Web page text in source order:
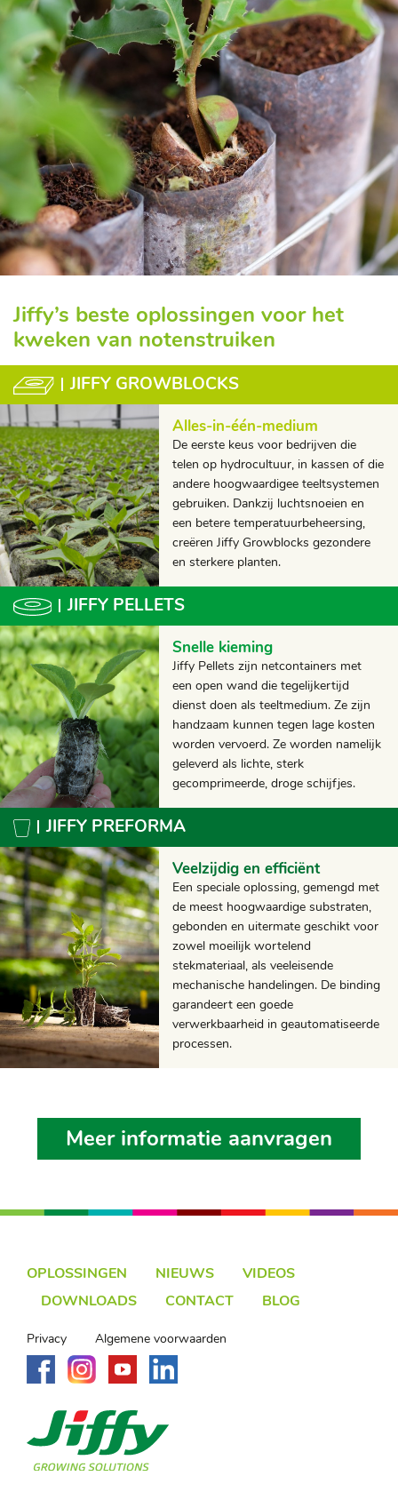
Jiffy’s beste oplossingen voor het
kweken van notenstruiken
JIFFY GROWBLOCKS
Alles-in-één-medium
De eerste keus voor bedrijven die
telen op hydrocultuur, in kassen of die
andere hoogwaardigee teeltsystemen
gebruiken. Dankzij luchtsnoeien en
een betere temperatuurbeheersing,
creëren Jiffy Growblocks gezondere
en sterkere planten.
JIFFY PELLETS
Snelle kieming
Jiffy Pellets zijn netcontainers met
een open wand die tegelijkertijd
dienst doen als teeltmedium. Ze zijn
handzaam kunnen tegen lage kosten
worden vervoerd. Ze worden namelijk
geleverd als lichte, sterk
gecomprimeerde, droge schijfjes.
JIFFY PREFORMA
Veelzijdig en efficiënt
Een speciale oplossing, gemengd met
de meest hoogwaardige substraten,
gebonden en uitermate geschikt voor
zowel moeilijk wortelend
stekmateriaal, als veeleisende
mechanische handelingen. De binding
garandeert een goede
verwerkbaarheid in geautomatiseerde
processen.
Meer informatie aanvragen
OPLOSSINGEN NIEUWS
VIDEOS
DOWNLOADS
CONTACT BLOG
Privacy Algemene voorwaarden